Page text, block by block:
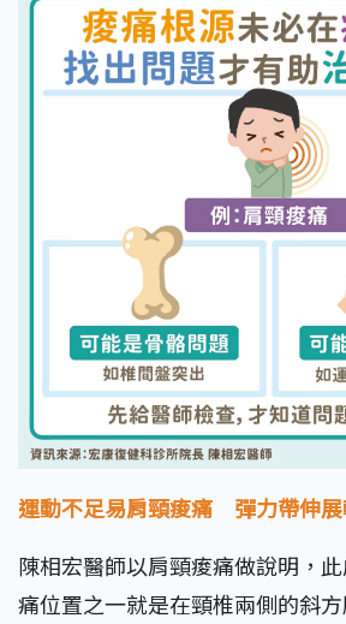
運動不足易肩頸痠痛 彈力帶伸
陳相宏醫師以肩頸痠痛做說明，
痛位置之一就是在頸椎兩側的斜